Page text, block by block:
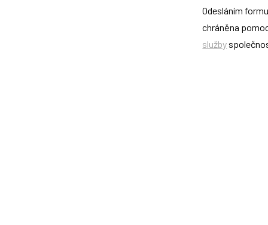
Odesláním
chráněna
služby